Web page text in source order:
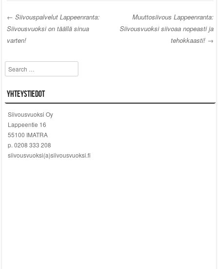
Post navigation
← Siivouspalvelut Lappeenranta:
Siivousvuoksi on täällä sinua
varten!
Muuttosiivous Lappeenranta:
Siivousvuoksi siivoaa nopeasti ja
tehokkaasti! →
Search
Yhteystiedot
Siivousvuoksi Oy
Lappeentie 16
55100 IMATRA
p. 0208 333 208
siivousvuoksi(a)siivousvuoksi.fi